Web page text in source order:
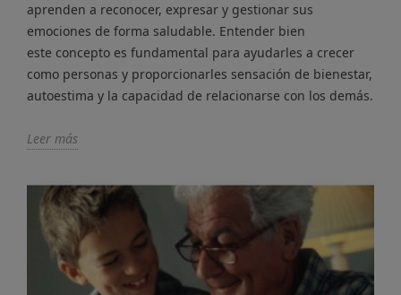
aprenden a reconocer, expresar y gestionar sus
emociones de forma saludable. Entender bien
este concepto es fundamental para ayudarles a crecer
como personas y proporcionarles sensación de bienestar,
autoestima y la capacidad de relacionarse con los demás.
Leer más